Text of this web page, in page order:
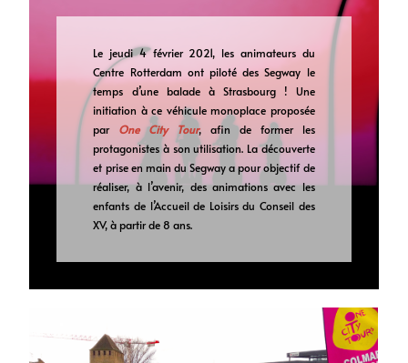
Le jeudi 4 février 2021, les animateurs du
Centre Rotterdam ont piloté des Segway le
temps d’une balade à Strasbourg ! Une
initiation à ce véhicule monoplace proposée
par One City Tour, afin de former les
protagonistes à son utilisation. La découverte
et prise en main du Segway a pour objectif de
réaliser, à l’avenir, des animations avec les
enfants de l’Accueil de Loisirs du Conseil des
XV, à partir de 8 ans.